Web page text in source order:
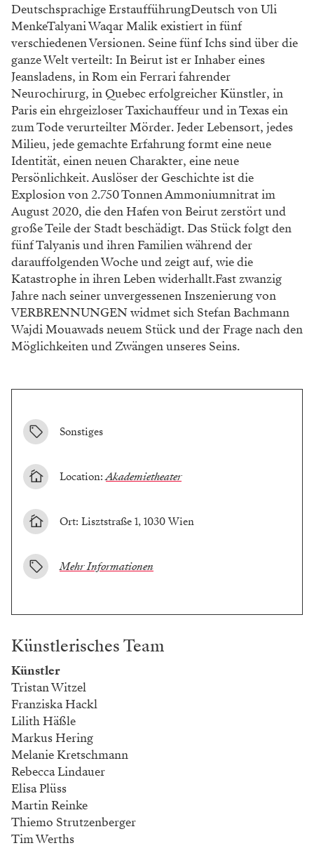
Deutschsprachige ErstaufführungDeutsch von Uli
MenkeTalyani Waqar Malik existiert in fünf
verschiedenen Versionen. Seine fünf Ichs sind über die
ganze Welt verteilt: In Beirut ist er Inhaber eines
Jeansladens, in Rom ein Ferrari fahrender
Neurochirurg, in Quebec erfolgreicher Künstler, in
Paris ein ehrgeizloser Taxichauffeur und in Texas ein
zum Tode verurteilter Mörder. Jeder Lebensort, jedes
Milieu, jede gemachte Erfahrung formt eine neue
Identität, einen neuen Charakter, eine neue
Persönlichkeit. Auslöser der Geschichte ist die
Explosion von 2.750 Tonnen Ammoniumnitrat im
August 2020, die den Hafen von Beirut zerstört und
große Teile der Stadt beschädigt. Das Stück folgt den
fünf Talyanis und ihren Familien während der
darauffolgenden Woche und zeigt auf, wie die
Katastrophe in ihren Leben widerhallt.Fast zwanzig
Jahre nach seiner unvergessenen Inszenierung von
VERBRENNUNGEN widmet sich Stefan Bachmann
Wajdi Mouawads neuem Stück und der Frage nach den
Möglichkeiten und Zwängen unseres Seins.
Sonstiges
Location:Akademietheater
Ort: Lisztstraße 1, 1030 Wien
Mehr Informationen
Künstlerisches Team
Künstler
Tristan Witzel
Franziska Hackl
Lilith Häßle
Markus Hering
Melanie Kretschmann
Rebecca Lindauer
Elisa Plüss
Martin Reinke
Thiemo Strutzenberger
Tim Werths